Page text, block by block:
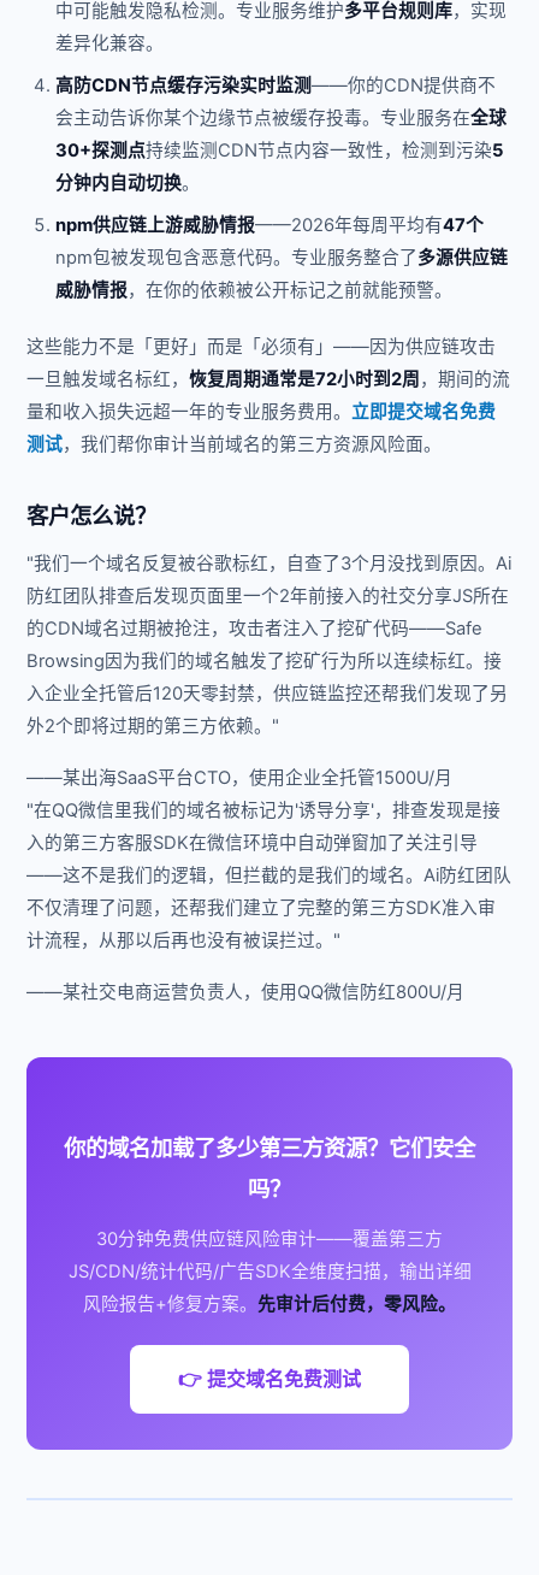
中可能触发隐私检测。专业服务维护多平台规则库，实现
差异化兼容。
高防CDN节点缓存污染实时监测——你的CDN提供商不
会主动告诉你某个边缘节点被缓存投毒。专业服务在全球
30+探测点持续监测CDN节点内容一致性，检测到污染5
分钟内自动切换。
npm供应链上游威胁情报——2026年每周平均有47个
npm包被发现包含恶意代码。专业服务整合了多源供应链
威胁情报，在你的依赖被公开标记之前就能预警。
这些能力不是「更好」而是「必须有」——因为供应链攻击
一旦触发域名标红，恢复周期通常是72小时到2周 ，期间的流
量和收入损失远超一年的专业服务费用。立即提交域名免费
测试，我们帮你审计当前域名的第三方资源风险面。
客户怎么说？
"我们一个域名反复被谷歌标红，自查了3个月没找到原因。Ai
防红团队排查后发现页面里一个2年前接入的社交分享JS所在
的CDN域名过期被抢注，攻击者注入了挖矿代码——Safe
Browsing因为我们的域名触发了挖矿行为所以连续标红。接
入企业全托管后120天零封禁，供应链监控还帮我们发现了另
外2个即将过期的第三方依赖。"
——某出海SaaS平台CTO，使用企业全托管1500U/月
"在QQ微信里我们的域名被标记为'诱导分享'，排查发现是接
入的第三方客服SDK在微信环境中自动弹窗加了关注引导
——这不是我们的逻辑，但拦截的是我们的域名。Ai防红团队
不仅清理了问题，还帮我们建立了完整的第三方SDK准入审
计流程，从那以后再也没有被误拦过。"
——某社交电商运营负责人，使用QQ微信防红800U/月
你的域名加载了多少第三方资源？它们安全
吗？
30分钟免费供应链风险审计——覆盖第三方
JS/CDN/统计代码/广告SDK全维度扫描，输出详细
风险报告+修复方案。 先审计后付费，零风险。
👉 提交域名免费测试